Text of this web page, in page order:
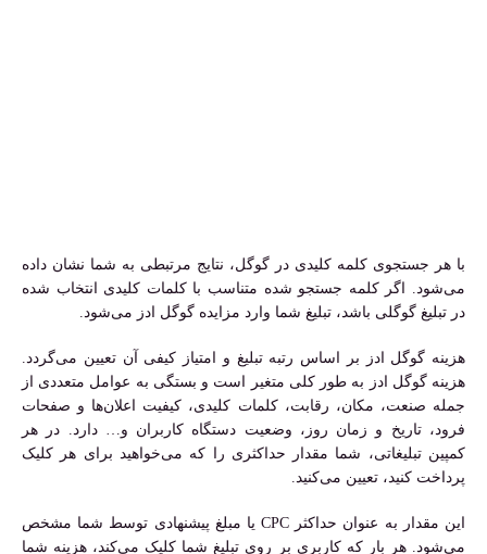
با هر جستجوی کلمه کلیدی در گوگل، نتایج مرتبطی به شما نشان داده
می‌شود. اگر کلمه جستجو شده متناسب با کلمات کلیدی انتخاب شده
در تبلیغ گوگلی باشد، تبلیغ شما وارد مزایده گوگل ادز می‌شود.
هزینه گوگل ادز بر اساس رتبه تبلیغ و امتیاز کیفی آن تعیین می‌گردد.
هزینه گوگل ادز به طور کلی متغیر است و بستگی به عوامل متعددی از
جمله صنعت، مکان، رقابت، کلمات کلیدی، کیفیت اعلان‌ها و صفحات
فرود، تاریخ و زمان روز، وضعیت دستگاه کاربران و… دارد. در هر
کمپین تبلیغاتی، شما مقدار حداکثری را که می‌خواهید برای هر کلیک
پرداخت کنید، تعیین می‌کنید.
این مقدار به عنوان حداکثر CPC یا مبلغ پیشنهادی توسط شما مشخص
می‌شود. هر بار که کاربری بر روی تبلیغ شما کلیک می‌کند، هزینه شما